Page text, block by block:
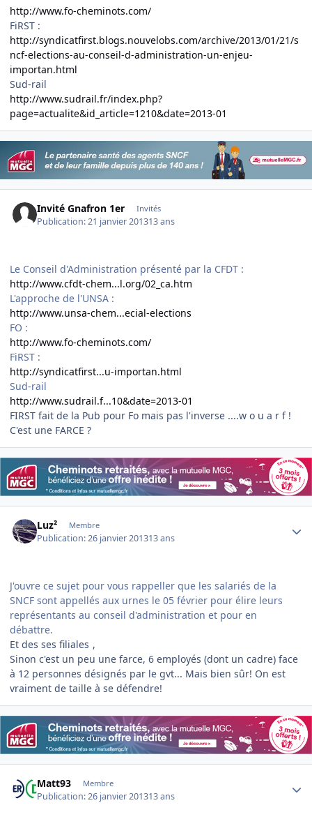
http://www.fo-cheminots.com/
FiRST :
http://syndicatfirst.blogs.nouvelobs.com/archive/2013/01/21/s
ncf-elections-au-conseil-d-administration-un-enjeu-
importan.html
Sud-rail
http://www.sudrail.fr/index.php?
page=actualite&id_article=1210&date=2013-01
Invité Gnafron 1er Invités
Publication:21 janvier 201313 ans
Le Conseil d'Administration présenté par la CFDT :
http://www.cfdt-chem...l.org/02_ca.htm
L'approche de l'UNSA :
http://www.unsa-chem...ecial-elections
FO :
http://www.fo-cheminots.com/
FiRST :
http://syndicatfirst...u-importan.html
Sud-rail
http://www.sudrail.f...10&date=2013-01
FIRST fait de la Pub pour Fo mais pas l'inverse ....w o u a r f !
C'est une FARCE ?
Luz² Membre
Publication:26 janvier 201313 ans
J'ouvre ce sujet pour vous rappeller que les salariés de la
SNCF sont appellés aux urnes le 05 février pour élire leurs
représentants au conseil d'administration et pour en
débattre.
Et des ses filiales ,
Sinon c'est un peu une farce, 6 employés (dont un cadre) face
à 12 personnes désignés par le gvt... Mais bien sûr! On est
vraiment de taille à se défendre!
Matt93 Membre
Publication:26 janvier 201313 ans